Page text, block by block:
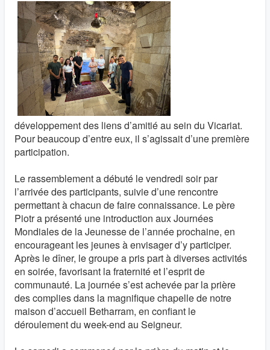
développement des liens d’amitié au sein du Vicariat.
Pour beaucoup d’entre eux, il s’agissait d’une première
participation.
Le rassemblement a débuté le vendredi soir par
l’arrivée des participants, suivie d’une rencontre
permettant à chacun de faire connaissance. Le père
Piotr a présenté une introduction aux Journées
Mondiales de la Jeunesse de l’année prochaine, en
encourageant les jeunes à envisager d’y participer.
Après le dîner, le groupe a pris part à diverses activités
en soirée, favorisant la fraternité et l’esprit de
communauté. La journée s’est achevée par la prière
des complies dans la magnifique chapelle de notre
maison d’accueil Betharram, en confiant le
déroulement du week-end au Seigneur.